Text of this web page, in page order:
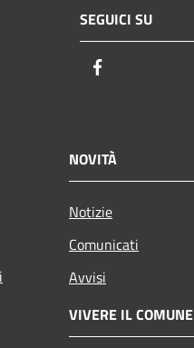
SEGUICI SU
NOVITÀ
Notizie
Comunicati
Avvisi
VIVERE IL COMUNE